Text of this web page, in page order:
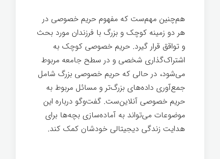
هم‌چنین مهم‌ست که مفهوم حریم خصوصی در
هر دو زمینه کوچک و بزرگ با فرزندان مورد بحث
و تواقق قرار گیرد. حریم خصوصی کوچک به
اشتراک‌گذاری شخصی و در سطح جامعه مربوط
می‌شود، در حالی که حریم خصوصی بزرگ شامل
جمع‌آوری داده‌های بزرگ‌تر و مسائل مربوط به
حریم خصوصی آنلاین‌ست. گفت‌وگو درباره این
موضوعات می‌تواند به آماده‌سازی بچه‌ها برای
هدایت زندگی دیجیتالی خودشان کمک کند.